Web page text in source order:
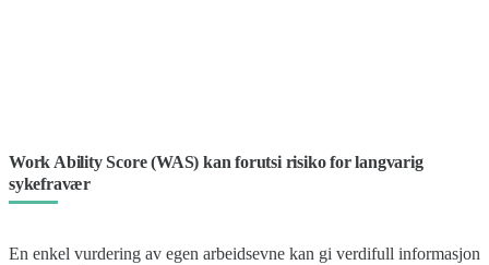
Work Ability Score (WAS) kan forutsi risiko for langvarig
sykefravær
En enkel vurdering av egen arbeidsevne kan gi verdifull informasjon